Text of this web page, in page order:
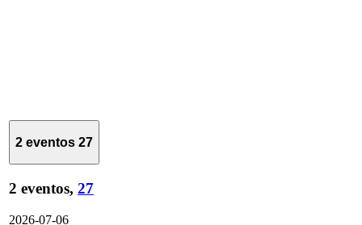
2 eventos 27
2 eventos, 27
2026-07-06